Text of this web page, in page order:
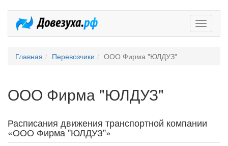
Главная Перевозчики ООО Фирма "ЮЛДУЗ"
ООО Фирма "ЮЛДУЗ"
Расписания движения транспортной компании
«ООО Фирма "ЮЛДУЗ"»